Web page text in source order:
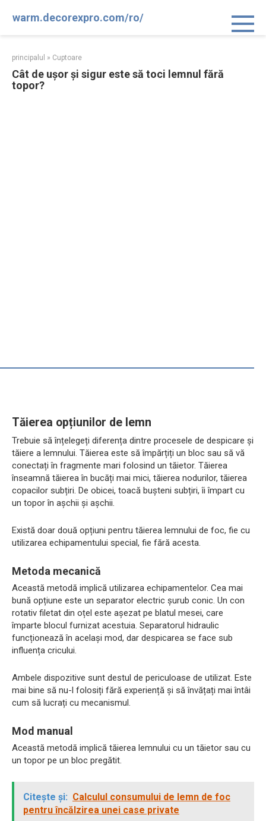
warm.decorexpro.com/ro/
principalul » Cuptoare
Cât de ușor și sigur este să toci lemnul fără
topor?
Tăierea opțiunilor de lemn
Trebuie să înțelegeți diferența dintre procesele de despicare și
tăiere a lemnului. Tăierea este să împărțiți un bloc sau să vă
conectați în fragmente mari folosind un tăietor. Tăierea
înseamnă tăierea în bucăți mai mici, tăierea nodurilor, tăierea
copacilor subțiri. De obicei, toacă bușteni subțiri, îi împart cu
un topor în așchii și așchii.
Există doar două opțiuni pentru tăierea lemnului de foc, fie cu
utilizarea echipamentului special, fie fără acesta.
Metoda mecanică
Această metodă implică utilizarea echipamentelor. Cea mai
bună opțiune este un separator electric șurub conic. Un con
rotativ filetat din oțel este așezat pe blatul mesei, care
împarte blocul furnizat acestuia. Separatorul hidraulic
funcționează în același mod, dar despicarea se face sub
influența cricului.
Ambele dispozitive sunt destul de periculoase de utilizat. Este
mai bine să nu-l folosiți fără experiență și să învățați mai întâi
cum să lucrați cu mecanismul.
Mod manual
Această metodă implică tăierea lemnului cu un tăietor sau cu
un topor pe un bloc pregătit.
Citește și: Calculul consumului de lemn de foc
pentru încălzirea unei case private